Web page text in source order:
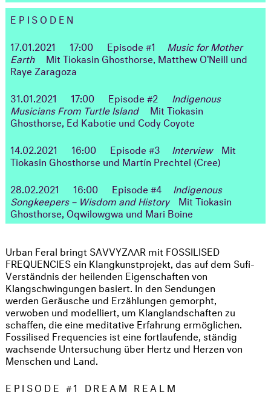
EPISODEN
17.01.2021
17:00 Episode #1
Music for Mother
Earth
Mit Tiokasin Ghosthorse, Matthew O’Neill und
Raye Zaragoza
31.01.2021
17:00 Episode #2
Indigenous
Musicians From Turtle Island
Mit Tiokasin
Ghosthorse, Ed Kabotie und Cody Coyote
14.02.2021 16:00 Episode #3 Interview
Mit
Tiokasin Ghosthorse und Martín Prechtel (Cree)
28.02.2021 16:00 Episode #4
Indigenous
Songkeepers – Wisdom and History
Mit Tiokasin
Ghosthorse, Oqwilowgwa und Mari Boine
Urban Feral bringt SAVVYZΛΛR mit FOSSILISED
FREQUENCIES ein Klangkunstprojekt, das auf dem Sufi-
Verständnis der heilenden Eigenschaften von
Klangschwingungen basiert. In den Sendungen
werden Geräusche und Erzählungen gemorpht,
verwoben und modelliert, um Klanglandschaften zu
schaffen, die eine meditative Erfahrung ermöglichen.
Fossilised Frequencies ist eine fortlaufende, ständig
wachsende Untersuchung über Hertz und Herzen von
Menschen und Land.
EPISODE #1 DREAM REALM